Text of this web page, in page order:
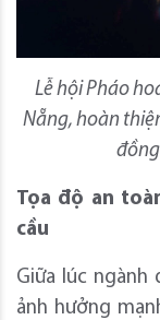
Lễ hội Pháo
Nẵng, hoàn
Tọa độ an
cầu
Giữa lúc
ảnh hưởng